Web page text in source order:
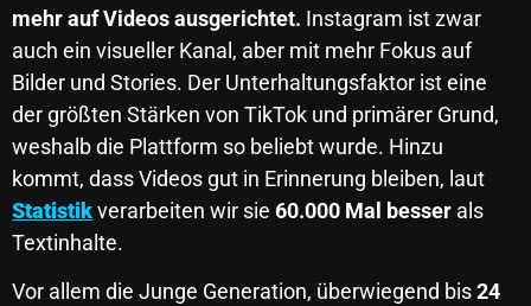
mehr auf Videos ausgerichtet. Instagram ist zwar
auch ein visueller Kanal, aber mit mehr Fokus auf
Bilder und Stories. Der Unterhaltungsfaktor ist eine
der größten Stärken von TikTok und primärer Grund,
weshalb die Plattform so beliebt wurde. Hinzu
kommt, dass Videos gut in Erinnerung bleiben, laut
Statistikverarbeiten wir sie 60.000 Mal besser als
Textinhalte.
Vor allem die Junge Generation, überwiegend bis24